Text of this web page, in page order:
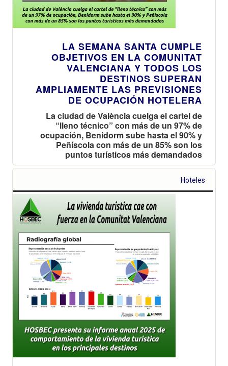
LA SEMANA SANTA CUMPLE
OBJETIVOS EN LA COMUNITAT
VALENCIANA Y TODOS LOS
DESTINOS SUPERAN
AMPLIAMENTE LAS PREVISIONES
DE OCUPACIÓN HOTELERA
La ciudad de València cuelga el cartel de
“lleno técnico” con más de un 97% de
ocupación, Benidorm sube hasta el 90% y
Peñíscola con más de un 85% son los
puntos turísticos más demandados
Hoteles